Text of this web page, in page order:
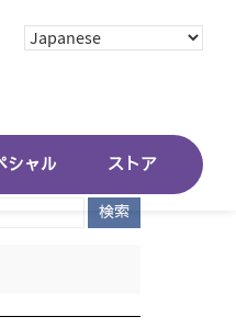
シャル ストア
検索